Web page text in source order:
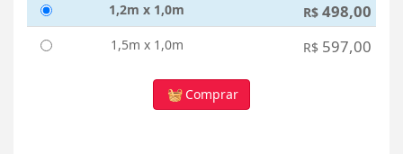
1,2m x 1,0m R$ 498,00
1,5m x 1,0m R$ 597,00
Comprar